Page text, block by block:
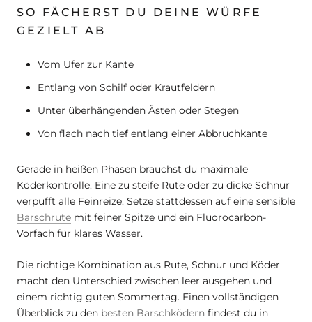
SO FÄCHERST DU DEINE WÜRFE
GEZIELT AB
Vom Ufer zur Kante
Entlang von Schilf oder Krautfeldern
Unter überhängenden Ästen oder Stegen
Von flach nach tief entlang einer Abbruchkante
Gerade in heißen Phasen brauchst du maximale
Köderkontrolle. Eine zu steife Rute oder zu dicke Schnur
verpufft alle Feinreize. Setze stattdessen auf eine sensible
Barschrute mit feiner Spitze und ein Fluorocarbon-
Vorfach für klares Wasser.
Die richtige Kombination aus Rute, Schnur und Köder
macht den Unterschied zwischen leer ausgehen und
einem richtig guten Sommertag. Einen vollständigen
Überblick zu den besten Barschködern findest du in